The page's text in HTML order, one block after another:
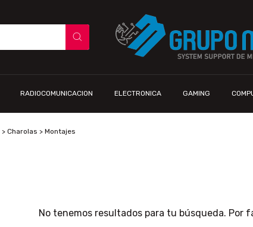
RADIOCOMUNICACION ELECTRONICA GAMING
> Charolas > Montajes
No tenemos resultados para tu búsqueda. Por